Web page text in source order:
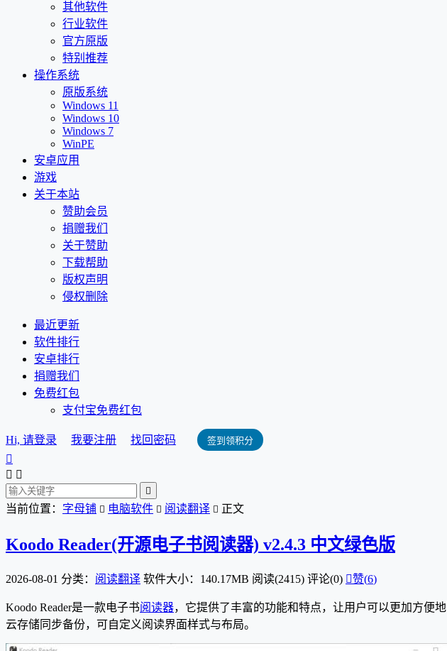
其他软件
行业软件
官方原版
特别推荐
操作系统
原版系统
Windows 11
Windows 10
Windows 7
WinPE
安卓应用
游戏
关于本站
赞助会员
捐赠我们
关于赞助
下载帮助
版权声明
侵权删除
最近更新
软件排行
安卓排行
捐赠我们
免费红包
支付宝免费红包
Hi, 请登录 我要注册 找回密码 签到领积分

 

当前位置： 字母铺  电脑软件  阅读翻译  正文
Koodo Reader(开源电子书阅读器) v2.4.3 中文绿色版
2026-08-01 分类： 阅读翻译 软件大小：140.17MB 阅读(2415) 评论(0) 赞(6)
Koodo Reader是一款电子书阅读器，它提供了丰富的功能和特点，让用户可以更加方便
云存储同步备份，可自定义阅读界面样式与布局。